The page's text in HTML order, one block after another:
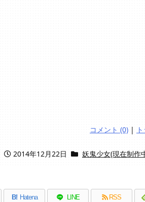
コメント (0) |
2014年12月22日 妖鬼少女(現在制作
B! Hatena LINE RSS